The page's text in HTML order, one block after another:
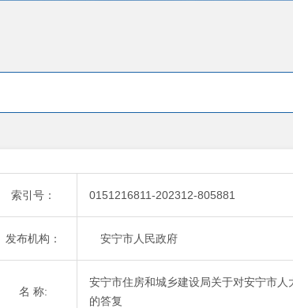
索引号： 0151216811-202312-805881
发布机构： 安宁市人民政府
名 称:
安宁市住房和城乡建设局关于对安宁市
的答复